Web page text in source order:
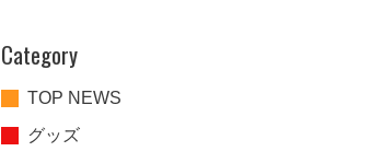
Category
TOP NEWS
グッズ